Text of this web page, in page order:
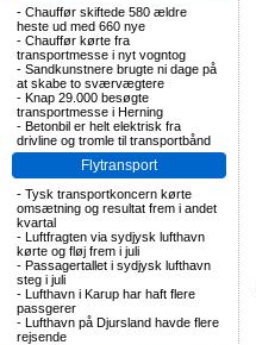
- Chauffør skiftede 580 ældre
heste ud med 660 nye
- Chauffør kørte fra
transportmesse i nyt vogntog
- Sandkunstnere brugte ni dage på
at skabe to sværvægtere
- Knap 29.000 besøgte
transportmesse i Herning
- Betonbil er helt elektrisk fra
drivline og tromle til transportbånd
Flytransport
- Tysk transportkoncern kørte
omsætning og resultat frem i andet
kvartal
- Luftfragten via sydjysk lufthavn
kørte og fløj frem i juli
- Passagertallet i sydjysk lufthavn
steg i juli
- Lufthavn i Karup har haft flere
passgerer
- Lufthavn på Djursland havde flere
rejsende